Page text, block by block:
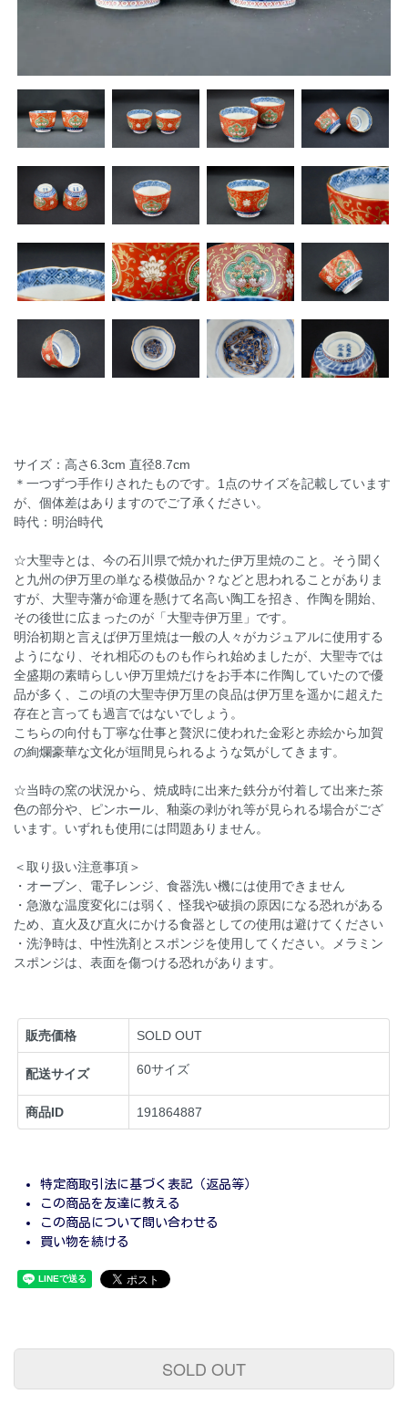
サイズ：高さ6.3cm 直径8.7cm
＊一つずつ手作りされたものです。1点のサイズを記載しています
が、個体差はありますのでご了承ください。
時代：明治時代
☆大聖寺とは、今の石川県で焼かれた伊万里焼のこと。そう聞く
と九州の伊万里の単なる模倣品か？などと思われることがありま
すが、大聖寺藩が命運を懸けて名高い陶工を招き、作陶を開始、
その後世に広まったのが「大聖寺伊万里」です。
明治初期と言えば伊万里焼は一般の人々がカジュアルに使用する
ようになり、それ相応のものも作られ始めましたが、大聖寺では
全盛期の素晴らしい伊万里焼だけをお手本に作陶していたので優
品が多く、この頃の大聖寺伊万里の良品は伊万里を遥かに超えた
存在と言っても過言ではないでしょう。
こちらの向付も丁寧な仕事と贅沢に使われた金彩と赤絵から加賀
の絢爛豪華な文化が垣間見られるような気がしてきます。
☆当時の窯の状況から、焼成時に出来た鉄分が付着して出来た茶
色の部分や、ピンホール、釉薬の剥がれ等が見られる場合がござ
います。いずれも使用には問題ありません。
＜取り扱い注意事項＞
・オーブン、電子レンジ、食器洗い機には使用できません
・急激な温度変化には弱く、怪我や破損の原因になる恐れがある
ため、直火及び直火にかける食器としての使用は避けてください
・洗浄時は、中性洗剤とスポンジを使用してください。メラミン
スポンジは、表面を傷つける恐れがあります。
販売価格 SOLD OUT
配送サイズ 60サイズ
商品ID 191864887
特定商取引法に基づく表記（返品等）
この商品を友達に教える
この商品について問い合わせる
買い物を続ける
SOLD OUT